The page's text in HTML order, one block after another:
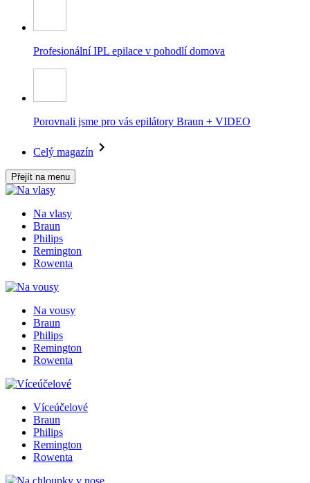
Profesionální IPL epilace v pohodlí domova
Porovnali jsme pro vás epilátory Braun + VIDEO
Celý magazín
Přejít na menu
Na vlasy
Braun
Philips
Remington
Rowenta
Na vousy
Braun
Philips
Remington
Rowenta
Víceúčelové
Braun
Philips
Remington
Rowenta